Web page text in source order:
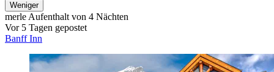
Weniger
merle Aufenthalt von 4 Nächten
Vor 5 Tagen gepostet
Banff Inn